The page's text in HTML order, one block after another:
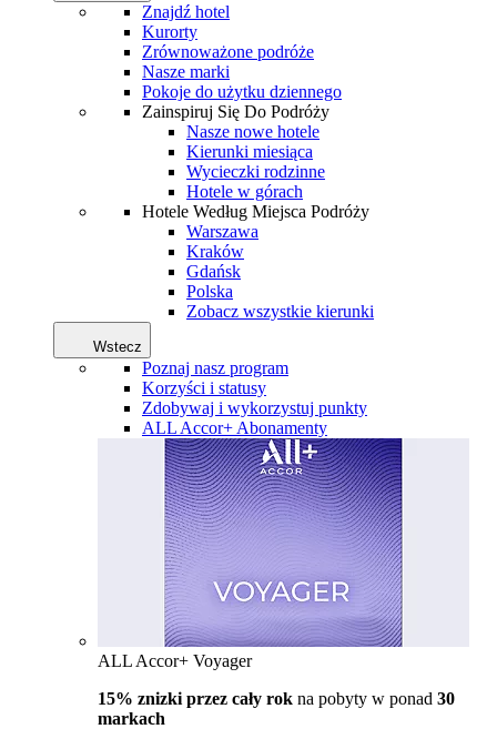
Znajdź hotel
Kurorty
Zrównoważone podróże
Nasze marki
Pokoje do użytku dziennego
Zainspiruj Się Do Podróży
Nasze nowe hotele
Kierunki miesiąca
Wycieczki rodzinne
Hotele w górach
Hotele Według Miejsca Podróży
Warszawa
Kraków
Gdańsk
Polska
Zobacz wszystkie kierunki
Wstecz
Poznaj nasz program
Korzyści i statusy
Zdobywaj i wykorzystuj punkty
ALL Accor+ Abonamenty
ALL Accor+ Voyager
15% znizki przez cały rok na pobyty w ponad 30
markach